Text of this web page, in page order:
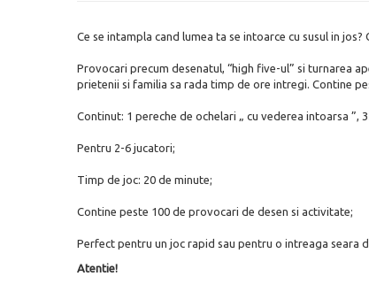
Ce se intampla cand lumea ta se intoarce cu susul in
Provocari precum desenatul, “high five-ul” si turnarea
prietenii si familia sa rada timp de ore intregi. Contine
Continut: 1 pereche de ochelari „ cu vederea intoarsa ”,
Pentru 2-6 jucatori;
Timp de joc: 20 de minute;
Contine peste 100 de provocari de desen si activitate;
Perfect pentru un joc rapid sau pentru o intreaga seara
Atentie!